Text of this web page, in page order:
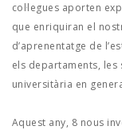
col·legues aporten
que enriquiran el
d’aprenentatge de
els departaments, les
universitària en
Aquest any, 8 nous